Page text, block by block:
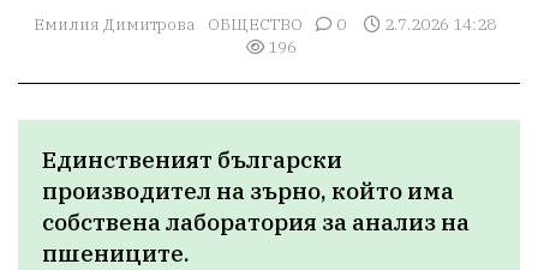
Емилия Димитрова ОБЩЕСТВО 0
2.7.2026 14:28
196
Единственият български
производител на зърно, който има
собствена лаборатория за анализ на
пшениците.